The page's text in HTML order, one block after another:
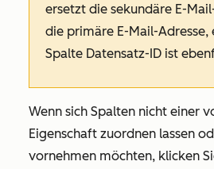
ersetzt die sekundäre E-
die primäre E-Mail-Adresse,
Spalte Datensatz-ID ist
Wenn sich Spalten nicht einer
Eigenschaft zuordnen lassen
vornehmen möchten, klicken